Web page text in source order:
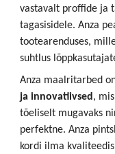
vastavalt proffide ja
tagasisidele. Anza
tootearenduses,
suhtlus
Anza maalritarbed
ja innovatiivsed,
tõeliselt mugavaks
perfektne. Anza
kordi ilma